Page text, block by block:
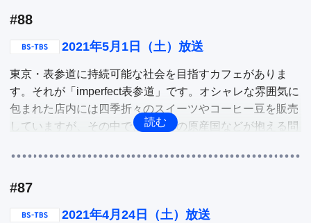
これからの時期にピッタリのアウトドアと言えば「BB
Q」。そこで、23区内にオープンした最新のBBQ場に潜入
BAN EARTH BBQ 新木場榎戸木材店」。そこで話題のBB
Q施設と簡単裏ワザをBBQ初心者の出岡リポーターが体験
紹介します。
#88
2021年5月1日（土）放送
東京・表参道に持続可能な社会を目指すカフェがありま
す。それが「imperfect表参道」です。オシャレな雰囲気に
包まれた店内には四季折々のスイーツやコーヒー豆を販売
していますが、その中で、カカオの原産国などが抱える問
どんな活動で持続可能な社会を目指すのか、三田寺リポー
コロナ禍で部屋の片づけをする人が増え、断捨離ブームが
#87
2021年4月24日（土）放送